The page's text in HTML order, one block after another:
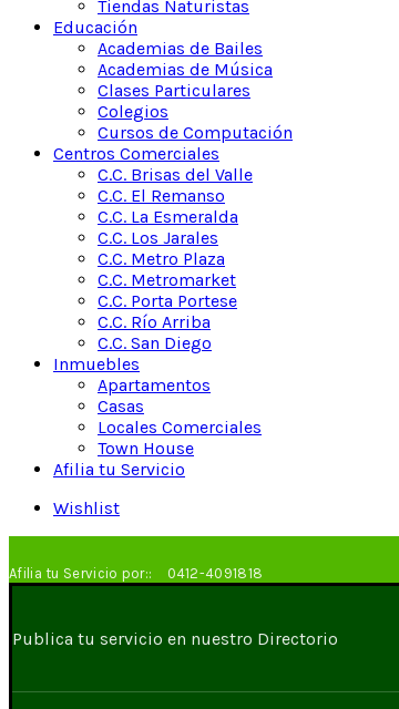
Tiendas Naturistas
Educación
Academias de Bailes
Academias de Música
Clases Particulares
Colegios
Cursos de Computación
Centros Comerciales
C.C. Brisas del Valle
C.C. El Remanso
C.C. La Esmeralda
C.C. Los Jarales
C.C. Metro Plaza
C.C. Metromarket
C.C. Porta Portese
C.C. Río Arriba
C.C. San Diego
Inmuebles
Apartamentos
Casas
Locales Comerciales
Town House
Afilia tu Servicio
Wishlist
Afilia tu Servicio por:: 0412-4091818
Publica tu servicio en nuestro Directorio